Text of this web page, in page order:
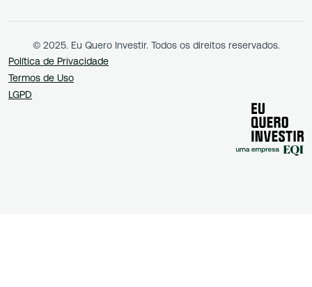
© 2025. Eu Quero Investir. Todos os direitos reservados.
Política de Privacidade
Termos de Uso
LGPD